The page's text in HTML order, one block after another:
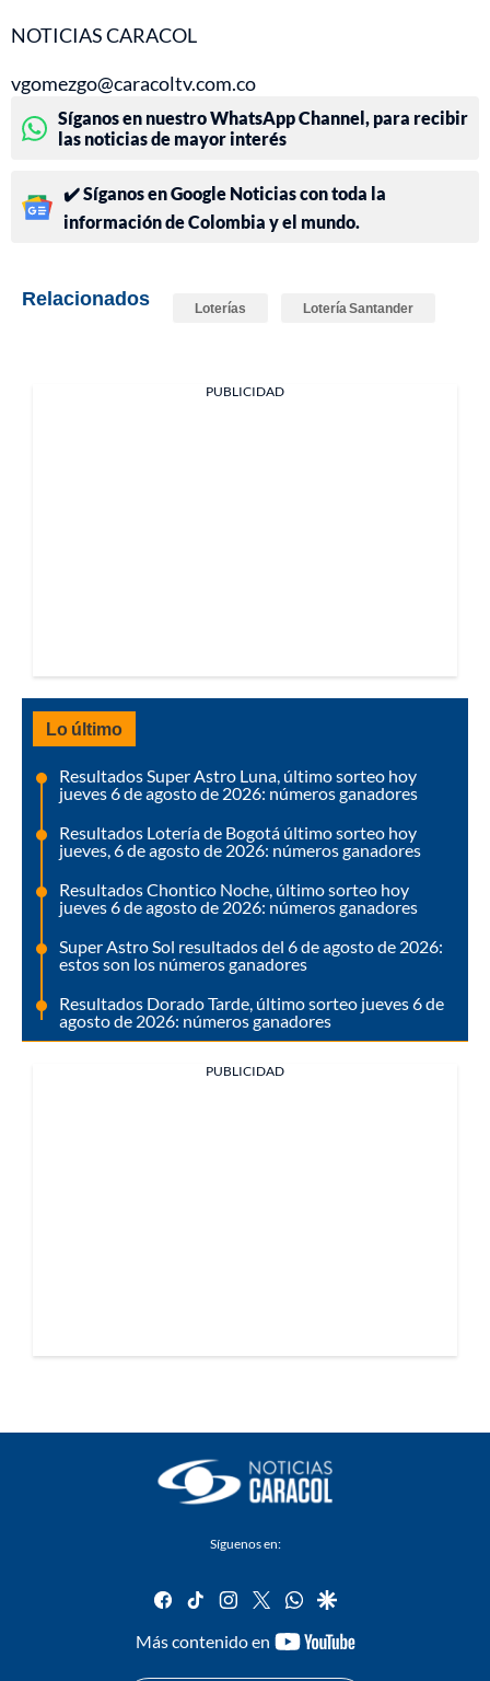
NOTICIAS CARACOL
vgomezgo@caracoltv.com.co
Síganos en nuestro WhatsApp Channel, para recibir
las noticias de mayor interés
✔️ Síganos en Google Noticias con toda la
información de Colombia y el mundo.
Relacionados Loterías Lotería Santander
PUBLICIDAD
Lo último
Resultados Super Astro Luna, último sorteo hoy
jueves 6 de agosto de 2026: números ganadores
Resultados Lotería de Bogotá último sorteo hoy
jueves, 6 de agosto de 2026: números ganadores
Resultados Chontico Noche, último sorteo hoy
jueves 6 de agosto de 2026: números ganadores
Super Astro Sol resultados del 6 de agosto de 2026:
estos son los números ganadores
Resultados Dorado Tarde, último sorteo jueves 6 de
agosto de 2026: números ganadores
PUBLICIDAD
Síguenos en:
facebook
tiktok instagram
twitterwhatsapp
google
Más contenido en
youtube-